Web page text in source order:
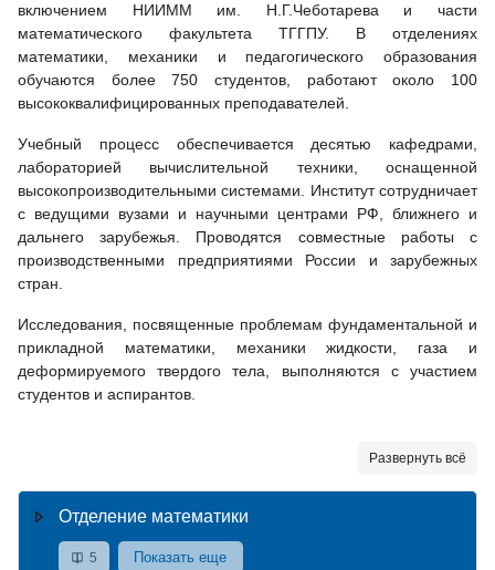
включением НИИММ им. Н.Г.Чеботарева и части
математического факультета ТГГПУ. В отделениях
математики, механики и педагогического образования
обучаются более 750 студентов, работают около 100
высококвалифицированных преподавателей.
Учебный процесс обеспечивается десятью кафедрами,
лабораторией вычислительной техники, оснащенной
высокопроизводительными системами. Институт сотрудничает
с ведущими вузами и научными центрами РФ, ближнего и
дальнего зарубежья. Проводятся совместные работы с
производственными предприятиями России и зарубежных
стран.
Исследования, посвященные проблемам фундаментальной и
прикладной математики, механики жидкости, газа и
деформируемого твердого тела, выполняются с участием
студентов и аспирантов.
Развернуть всё
Отделение математики
5 Показать еще